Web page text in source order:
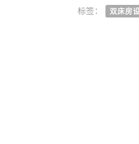
标签： 双床房